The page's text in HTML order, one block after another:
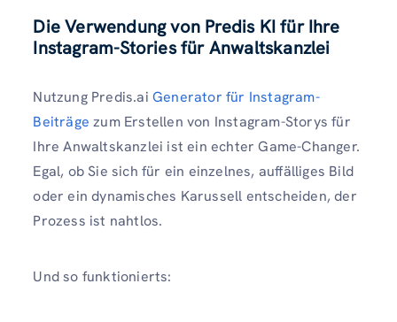
Die Verwendung von Predis KI für Ihre
Instagram-Storiesfür Anwaltskanzlei
Nutzung Predis.ai Generator für Instagram-
Beiträge zum Erstellen von Instagram-Storys für
Ihre Anwaltskanzlei ist ein echter Game-Changer.
Egal, ob Sie sich für ein einzelnes, auffälliges Bild
oder ein dynamisches Karussell entscheiden, der
Prozess ist nahtlos.
Und so funktionierts: